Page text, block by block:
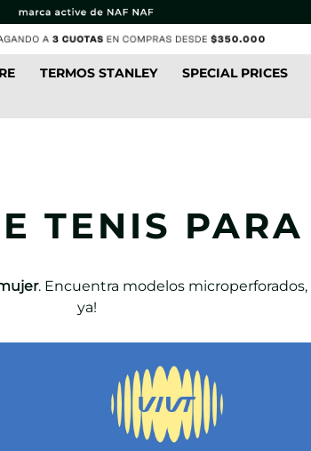
TERMOS STANLEY SPECIAL PRICES
TENIS
. Encuentra modelos
ya!